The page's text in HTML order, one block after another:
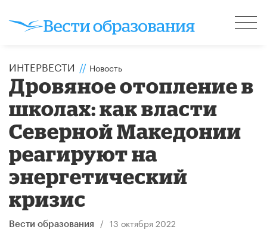
ИНТЕРВЕСТИ // Новость
Дровяное отопление в
школах: как власти
Северной Македонии
реагируют на
энергетический
кризис
Вести образования / 13 октября 2022